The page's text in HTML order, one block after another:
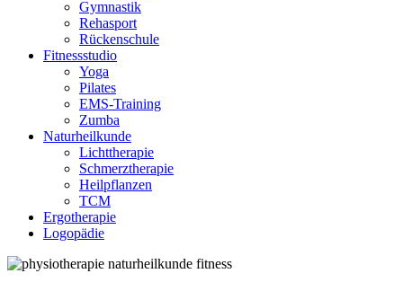
Gymnastik
Rehasport
Rückenschule
Fitnessstudio
Yoga
Pilates
EMS-Training
Zumba
Naturheilkunde
Lichttherapie
Schmerztherapie
Heilpflanzen
TCM
Ergotherapie
Logopädie